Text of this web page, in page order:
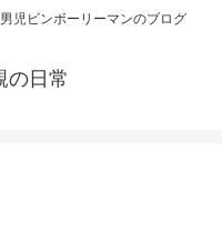
児ビンボーリーマンのブログ
の日常